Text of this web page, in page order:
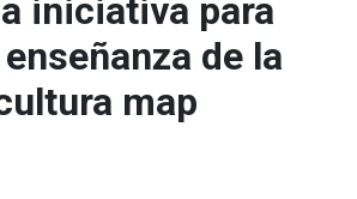
iniciativa para
de la
map